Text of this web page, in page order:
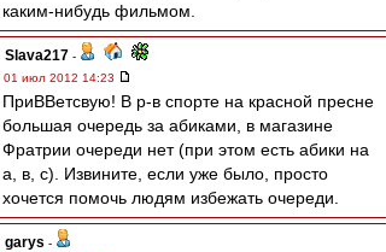
каким-нибудь фильмом.
Slava217 -
01 июл 2012 14:23
ПриВВетсвую! В р-в спорте на красной пресне
большая очередь за абиками, в магазине
Фратрии очереди нет (при этом есть абики на
а, в, с). Извините, если уже было, просто
хочется помочь людям избежать очереди.
garys -